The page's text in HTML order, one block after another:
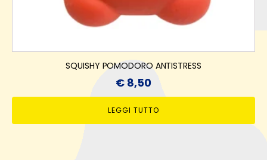
SQUISHY POMODORO ANTISTRESS
€ 8,50
LEGGI TUTTO